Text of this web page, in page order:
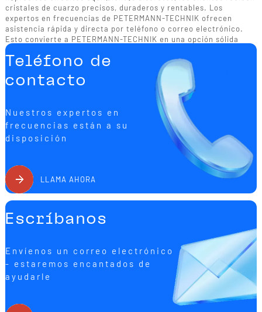
cristales de cuarzo precisos, duraderos y rentables. Los
expertos en frecuencias de PETERMANN-TECHNIK ofrecen
asistencia rápida y directa por teléfono o correo electrónico.
Esto convierte a PETERMANN-TECHNIK en una opción sólida
para las empresas que confían en la calidad, la precisión y una
asistencia fiable cuando se trata de tecnología de frecuencias.
Teléfono de
contacto
Nuestros expertos en
frecuencias están a su
disposición
LLAMA AHORA
Escríbanos
Envíenos un correo electrónico
- estaremos encantados de
ayudarle